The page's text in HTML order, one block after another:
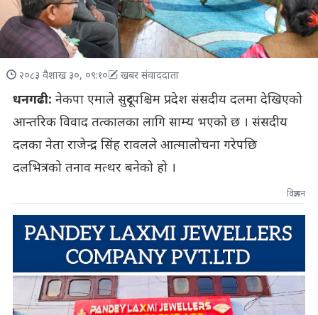
२०८३ वैशाख ३०, ०९:१० खबर संवाददाता
धनगढी: नेकपा एमाले सुदूरपश्चिम प्रदेश संसदीय दलमा देखिएको
आन्तरिक विवाद तत्कालका लागि साम्य भएको छ । संसदीय
दलका नेता राजेन्द्र सिंह रावलले आत्मालोचना गरेपछि
दलभित्रको तनाव मत्थर बनेको हो ।
विज्ञापन